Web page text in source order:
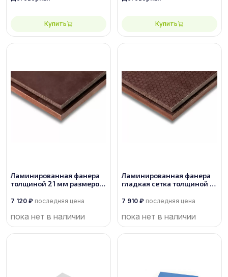
Купить Купить
Ламинированная фанера
толщиной 21 мм размером
7 120 ₽ последняя цена
пока нет в наличии
Ламинированная фанера
гладкая сетка толщиной 21
сорт 1/1
7 910 ₽ последняя цена
пока нет в наличии